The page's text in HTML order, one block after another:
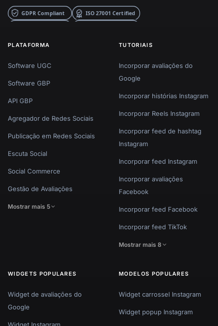
PLATAFORMA
Software UGC
Software GBP
API GBP
Agregador de Redes Sociais
Publicação em Redes Sociais
Escuta Social
Social Commerce
Gestão de Avaliações
Mostrar mais 5
TUTORIAIS
Incorporar avaliações do
Google
Incorporar histórias Instagram
Incorporar Reels Instagram
Incorporar feed de hashtag
Instagram
Incorporar feed Instagram
Incorporar avaliações
Facebook
Incorporar feed Facebook
Incorporar feed TikTok
Mostrar mais 8
WIDGETS POPULARES
Widget de avaliações do
Google
Widget Instagram
MODELOS POPULARES
Widget carrossel Instagram
Widget popup Instagram